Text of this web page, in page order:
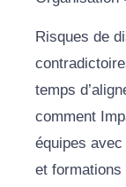
Risques de
temps
comment
équipes avec
et formations